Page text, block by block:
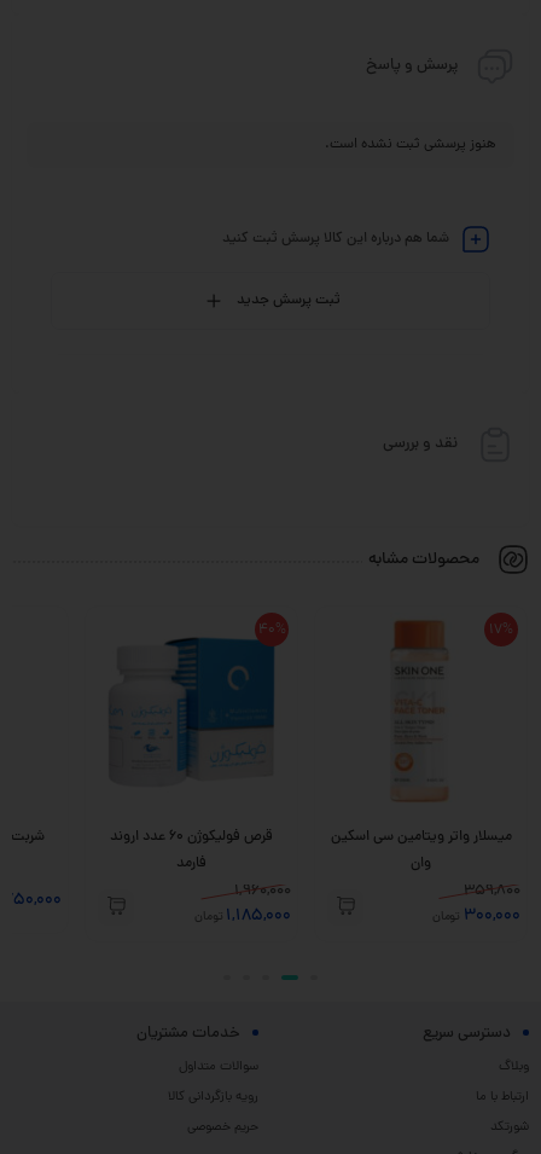
پرسش و پاسخ
هنوز پرسشی ثبت نشده است.
شما هم درباره این کالا پرسش ثبت کنید
ثبت پرسش جدید
نقد و بررسی
محصولات مشابه
17%
میسلار واتر ویتامین سی اسکین
وان
359,800
300,000 تومان
40%
قرص فولیکوژن 60 عدد اروند
فارمد
1,960,000
1,185,000 تومان
دسترسی سریع
وبلاگ
ارتباط با ما
شورتکد
خدمات مشتریان
سوالات متداول
رویه بازگردانی کالا
حریم خصوصی